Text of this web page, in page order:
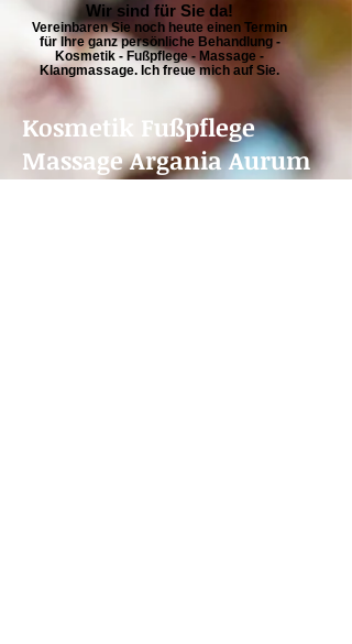
Wir sind für Sie da!
Vereinbaren Sie noch heute einen Termin
für Ihre ganz persönliche Behandlung -
Kosmetik - Fußpflege - Massage -
Klangmassage. Ich freue mich auf Sie.
Kosmetik Fußpflege
Massage Argania Aurum